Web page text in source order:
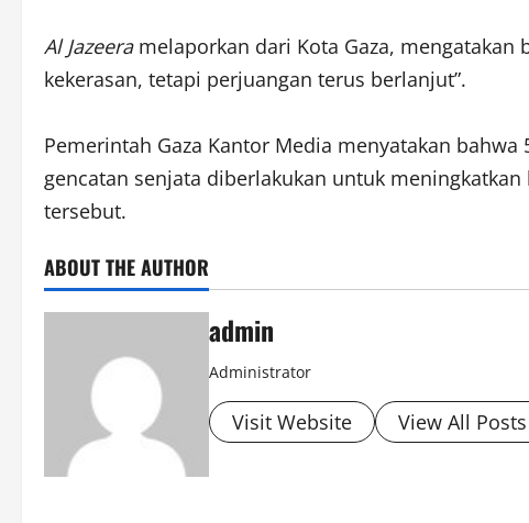
Al Jazeeramelaporkan dari Kota Gaza, mengatakan
kekerasan, tetapi perjuangan terus berlanjut”.
Pemerintah Gaza Kantor Media menyatakan
gencatan senjata diberlakukan untuk
tersebut.
ABOUT THE AUTHOR
admin
Administrator
Visit Website View All Posts